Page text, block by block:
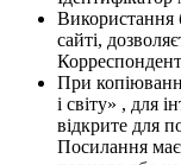
Використання
сайті,
При
і світу» , для
відкрите для
Посилання має